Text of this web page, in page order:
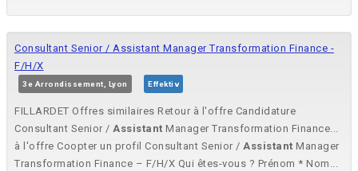
Consultant Senior / Assistant Manager Transformation Finance -
F/H/X
3e Arrondissement, Lyon Effektiv
FILLARDET Offres similaires Retour à l'offre Candidature
Consultant Senior / Assistant Manager Transformation Finance...
à l'offre Coopter un profil Consultant Senior / Assistant Manager
Transformation Finance – F/H/X Qui êtes-vous ? Prénom * Nom...